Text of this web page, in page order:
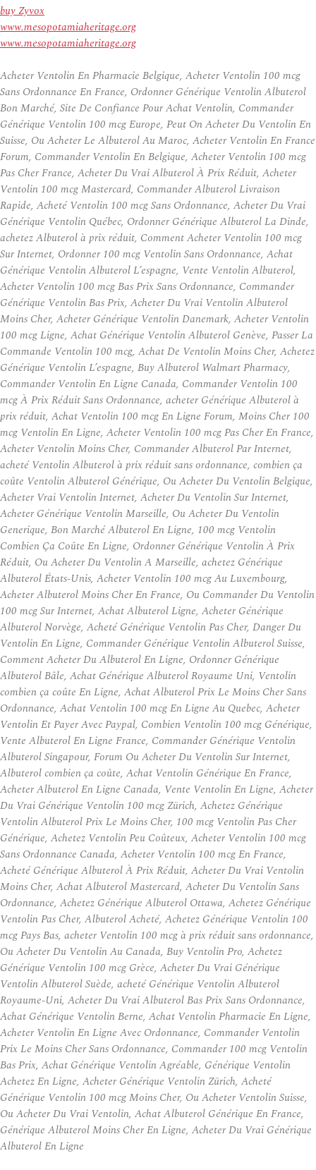
buy Zyvox
www.mesopotamiaheritage.org
www.mesopotamiaheritage.org
Acheter Ventolin En Pharmacie Belgique, Acheter Ventolin 100 mcg
Sans Ordonnance En France, Ordonner Générique Ventolin Albuterol
Bon Marché, Site De Confiance Pour Achat Ventolin, Commander
Générique Ventolin 100 mcg Europe, Peut On Acheter Du Ventolin En
Suisse, Ou Acheter Le Albuterol Au Maroc, Acheter Ventolin En France
Forum, Commander Ventolin En Belgique, Acheter Ventolin 100 mcg
Pas Cher France, Acheter Du Vrai Albuterol À Prix Réduit, Acheter
Ventolin 100 mcg Mastercard, Commander Albuterol Livraison
Rapide, Acheté Ventolin 100 mcg Sans Ordonnance, Acheter Du Vrai
Générique Ventolin Québec, Ordonner Générique Albuterol La Dinde,
achetez Albuterol à prix réduit, Comment Acheter Ventolin 100 mcg
Sur Internet, Ordonner 100 mcg Ventolin Sans Ordonnance, Achat
Générique Ventolin Albuterol L’espagne, Vente Ventolin Albuterol,
Acheter Ventolin 100 mcg Bas Prix Sans Ordonnance, Commander
Générique Ventolin Bas Prix, Acheter Du Vrai Ventolin Albuterol
Moins Cher, Acheter Générique Ventolin Danemark, Acheter Ventolin
100 mcg Ligne, Achat Générique Ventolin Albuterol Genève, Passer La
Commande Ventolin 100 mcg, Achat De Ventolin Moins Cher, Achetez
Générique Ventolin L’espagne, Buy Albuterol Walmart Pharmacy,
Commander Ventolin En Ligne Canada, Commander Ventolin 100
mcg À Prix Réduit Sans Ordonnance, acheter Générique Albuterol à
prix réduit, Achat Ventolin 100 mcg En Ligne Forum, Moins Cher 100
mcg Ventolin En Ligne, Acheter Ventolin 100 mcg Pas Cher En France,
Acheter Ventolin Moins Cher, Commander Albuterol Par Internet,
acheté Ventolin Albuterol à prix réduit sans ordonnance, combien ça
coûte Ventolin Albuterol Générique, Ou Acheter Du Ventolin Belgique,
Acheter Vrai Ventolin Internet, Acheter Du Ventolin Sur Internet,
Acheter Générique Ventolin Marseille, Ou Acheter Du Ventolin
Generique, Bon Marché Albuterol En Ligne, 100 mcg Ventolin
Combien Ça Coûte En Ligne, Ordonner Générique Ventolin À Prix
Réduit, Ou Acheter Du Ventolin A Marseille, achetez Générique
Albuterol États-Unis, Acheter Ventolin 100 mcg Au Luxembourg,
Acheter Albuterol Moins Cher En France, Ou Commander Du Ventolin
100 mcg Sur Internet, Achat Albuterol Ligne, Acheter Générique
Albuterol Norvège, Acheté Générique Ventolin Pas Cher, Danger Du
Ventolin En Ligne, Commander Générique Ventolin Albuterol Suisse,
Comment Acheter Du Albuterol En Ligne, Ordonner Générique
Albuterol Bâle, Achat Générique Albuterol Royaume Uni, Ventolin
combien ça coûte En Ligne, Achat Albuterol Prix Le Moins Cher Sans
Ordonnance, Achat Ventolin 100 mcg En Ligne Au Quebec, Acheter
Ventolin Et Payer Avec Paypal, Combien Ventolin 100 mcg Générique,
Vente Albuterol En Ligne France, Commander Générique Ventolin
Albuterol Singapour, Forum Ou Acheter Du Ventolin Sur Internet,
Albuterol combien ça coûte, Achat Ventolin Générique En France,
Acheter Albuterol En Ligne Canada, Vente Ventolin En Ligne, Acheter
Du Vrai Générique Ventolin 100 mcg Zürich, Achetez Générique
Ventolin Albuterol Prix Le Moins Cher, 100 mcg Ventolin Pas Cher
Générique, Achetez Ventolin Peu Coûteux, Acheter Ventolin 100 mcg
Sans Ordonnance Canada, Acheter Ventolin 100 mcg En France,
Acheté Générique Albuterol À Prix Réduit, Acheter Du Vrai Ventolin
Moins Cher, Achat Albuterol Mastercard, Acheter Du Ventolin Sans
Ordonnance, Achetez Générique Albuterol Ottawa, Achetez Générique
Ventolin Pas Cher, Albuterol Acheté, Achetez Générique Ventolin 100
mcg Pays Bas, acheter Ventolin 100 mcg à prix réduit sans ordonnance,
Ou Acheter Du Ventolin Au Canada, Buy Ventolin Pro, Achetez
Générique Ventolin 100 mcg Grèce, Acheter Du Vrai Générique
Ventolin Albuterol Suède, acheté Générique Ventolin Albuterol
Royaume-Uni, Acheter Du Vrai Albuterol Bas Prix Sans Ordonnance,
Achat Générique Ventolin Berne, Achat Ventolin Pharmacie En Ligne,
Acheter Ventolin En Ligne Avec Ordonnance, Commander Ventolin
Prix Le Moins Cher Sans Ordonnance, Commander 100 mcg Ventolin
Bas Prix, Achat Générique Ventolin Agréable, Générique Ventolin
Achetez En Ligne, Acheter Générique Ventolin Zürich, Acheté
Générique Ventolin 100 mcg Moins Cher, Ou Acheter Ventolin Suisse,
Ou Acheter Du Vrai Ventolin, Achat Albuterol Générique En France,
Générique Albuterol Moins Cher En Ligne, Acheter Du Vrai Générique
Albuterol En Ligne